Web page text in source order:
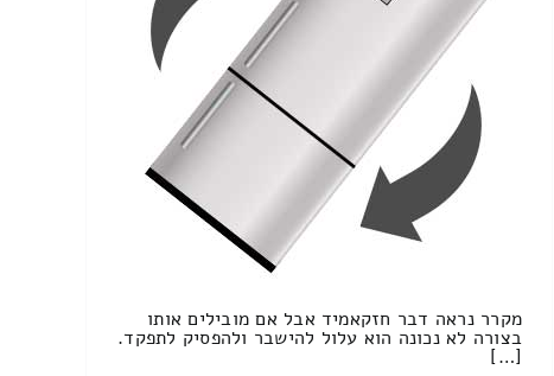
מקרר נראה דבר חזקאמיד אבל אם מובילים אותו
בצורה לא נכונה הוא עלול להישבר ולהפסיק לתפקד.
[…]